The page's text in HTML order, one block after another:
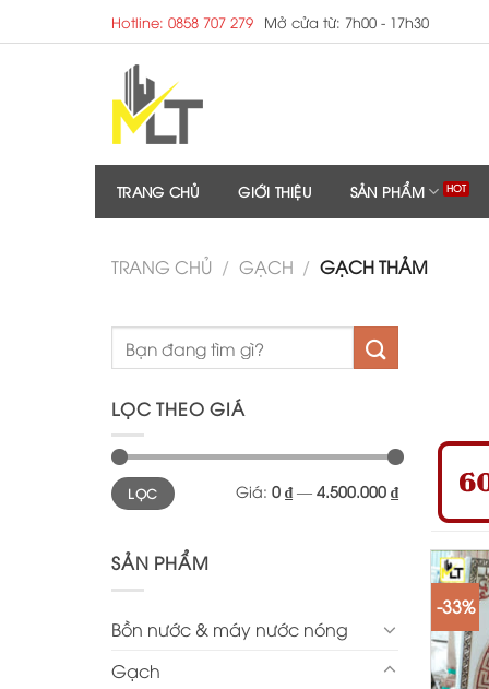
to
Hotline: 0858 707 279 Mở cửa từ: 7h00 - 17h30
TRANG CHỦ GIỚI THIỆU SẢN PHẨM
TRANG CHỦ / GẠCH / GẠCH THẢM
LỌC THEO GIÁ
Giá
thấp
nhất
Giá
cao
nhất
LỌC Giá: 0 ₫— 4.500.000 ₫
SẢN PHẨM
Bồn nước & máy nước nóng
Gạch
-33%